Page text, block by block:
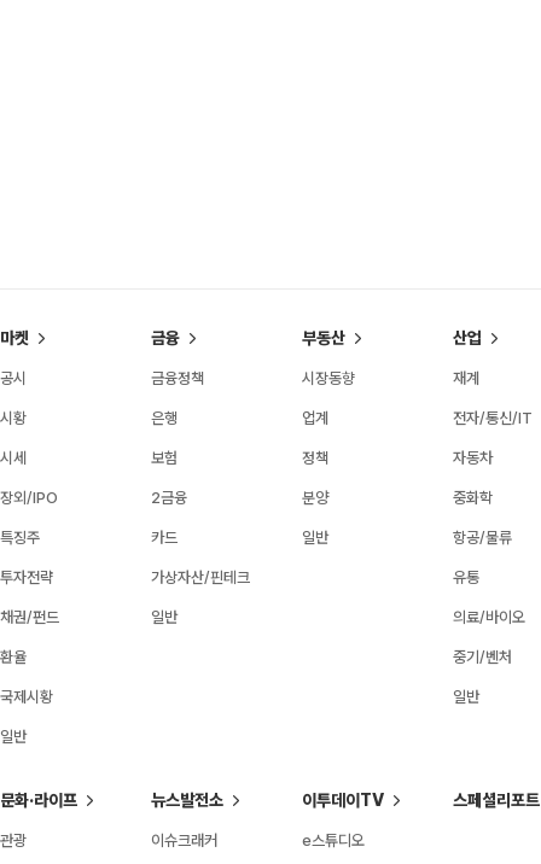
마켓
공시
시황
시세
장외/IPO
특징주
투자전략
채권/펀드
환율
국제시황
일반
금융
금융정책
은행
보험
2금융
카드
가상자산/핀테크
일반
부동산
시장동향
업계
정책
분양
일반
산업
재계
전자/통신/IT
자동차
중화학
항공/물류
유통
의료/바이오
중기/벤처
일반
문화·라이프
관광
뉴스발전소
이슈크래커
이투데이TV
e스튜디오
스페셜리포트